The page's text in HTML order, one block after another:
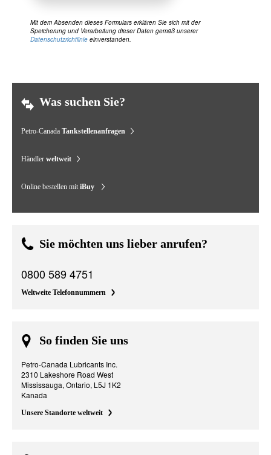
Mit dem Absenden dieses Formulars erklären Sie sich mit der
Speicherung und Verarbeitung dieser Daten gemäß unserer
Datenschutzrichtlinie einverstanden.
Was suchen Sie?
Petro-Canada Tankstellenanfragen
Händler weltweit
Online bestellen mit iBuy
Sie möchten uns lieber anrufen?
0800 589 4751
Weltweite Telefonnummern
So finden Sie uns
Petro-Canada Lubricants Inc.
2310 Lakeshore Road West
Mississauga, Ontario, L5J 1K2
Kanada
Unsere Standorte weltweit